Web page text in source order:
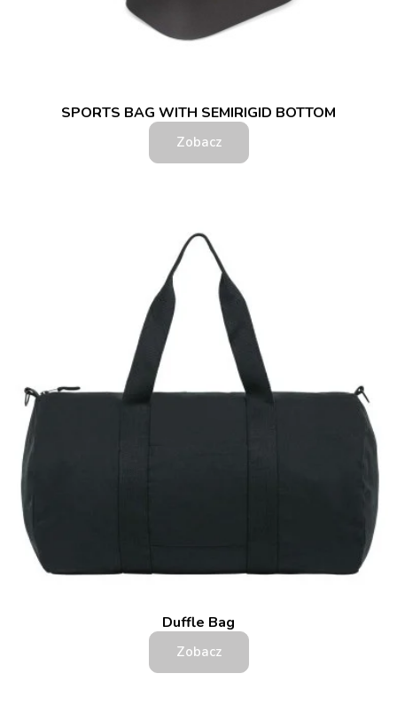
SPORTS BAG WITH SEMIRIGID BOTTOM
Zobacz
Duffle Bag
Zobacz